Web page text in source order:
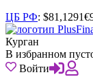
ЦБ РФ: $81,1291€
Курган
В избранном
Войти